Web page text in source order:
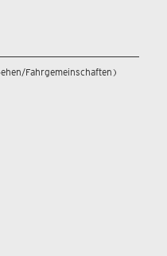
Fahrgemeinschaften)